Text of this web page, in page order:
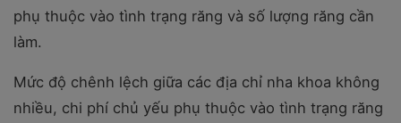
phụ thuộc vào tình trạng răng và số lượng răng cần
làm.
Mức độ chênh lệch giữa các địa chỉ nha khoa không
nhiều, chi phí chủ yếu phụ thuộc vào tình trạng răng